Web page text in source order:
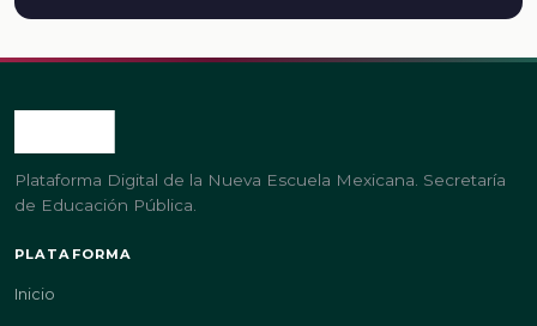
Plataforma Digital de la Nueva Escuela Mexicana. Secretaría
de Educación Pública.
PLATAFORMA
Inicio